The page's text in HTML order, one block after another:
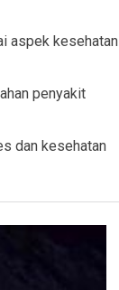
aspek kesehatan
penyakit
dan kesehatan